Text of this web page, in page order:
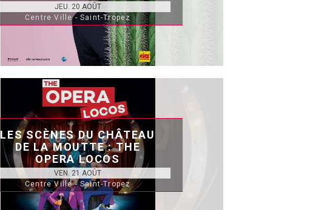
JEU. 20 AOÛT
Centre Ville - Saint-Tropez
LES SCÈNES DU CHÂTEAU
DE LA MOUTTE : THE
OPERA LOCOS
VEN. 21 AOÛT
Centre Ville - Saint-Tropez